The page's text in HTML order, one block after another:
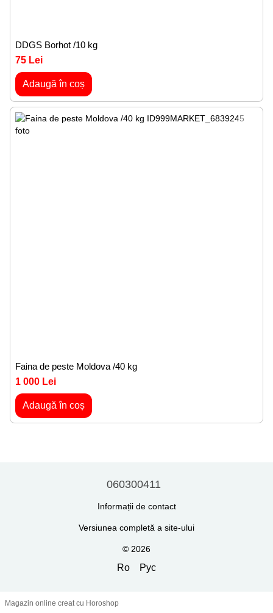
DDGS Borhot /10 kg
75 Lei
Adaugă în coș
Faina de peste Moldova /40 kg
1 000 Lei
Adaugă în coș
060300411
Informații de contact
Versiunea completă a site-ului
© 2026
Ro Рус
Magazin online creat cu Horoshop